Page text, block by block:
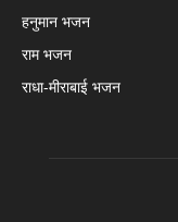
हनुमान भजन
राम भजन
राधा-मीराबाई भजन